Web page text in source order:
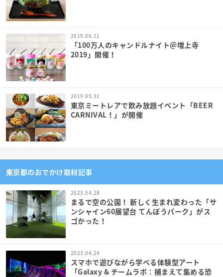
2019.06.11
「100万人のキャンドルナイト＠増上寺
2019」開催！
2019.05.31
東京ミートレアで飲み放題イベント「BEER
CARNIVAL！」が開催
東京都のおでかけ取材記事
2023.04.28
まるで空の公園！ 新しく生まれ変わった「サ
ンシャイン60展望台 てんぼうパーク」がス
ゴかった！
2023.04.24
スマホで遊びながら学べる体験型アート
「Galaxy & チームラボ：捕まえて集める恐